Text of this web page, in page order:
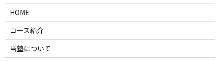
HOME
コース紹介
当塾について